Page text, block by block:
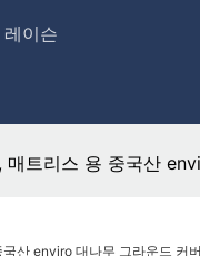
이슨
트리스 용 중국산